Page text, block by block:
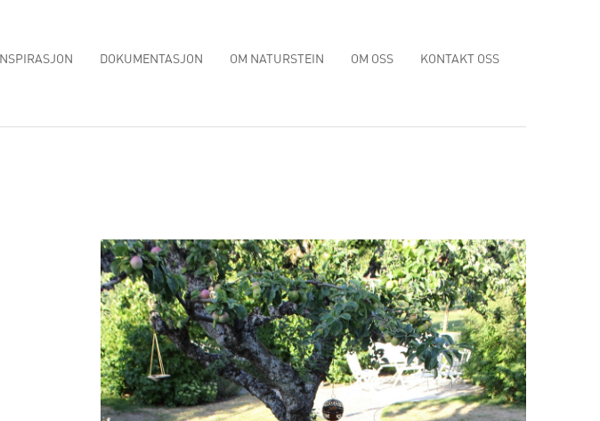
INSPIRASJON DOKUMENTASJON OM NATURSTEIN OM OSS KONTAKT OSS